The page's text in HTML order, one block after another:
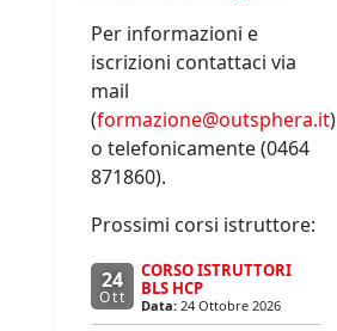
Per informazioni e
iscrizioni contattaci via
mail
(formazione@outsphera.it)
o telefonicamente (0464
871860).
Prossimi corsi istruttore:
24
Ott
CORSO ISTRUTTORI
BLS HCP
Data: 24 Ottobre 2026